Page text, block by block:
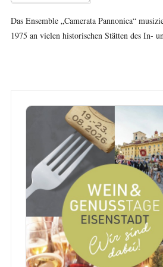
Das Ensemble „Camerata Pannonica“
1975 an vielen historischen Stätten des In-